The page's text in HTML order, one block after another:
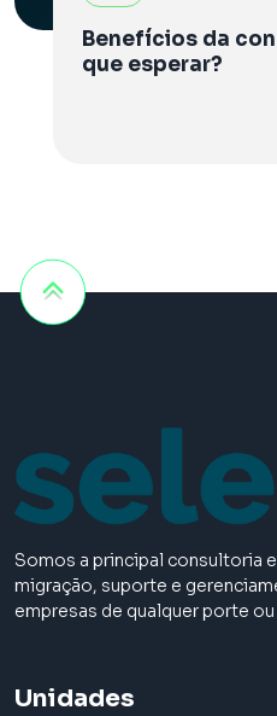
Benefícios da
que esperar?
Somos a principal consultoria
migração, suporte e
empresas de qualquer porte
Unidades